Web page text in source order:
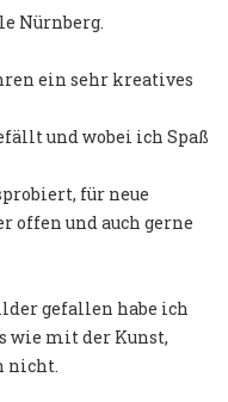
Nürnberg.
ein sehr kreatives
und wobei ich Spaß
für neue
offen und auch gerne
gefallen habe ich
wie mit der Kunst,
nicht.